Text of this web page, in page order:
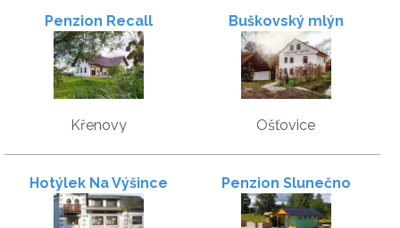
Penzion Recall
Křenovy
Buškovský mlýn
Ošťovice
Hotýlek Na Výšince Penzion Slunečno